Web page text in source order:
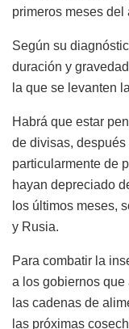
primeros meses del
Según su
duración y
la que se levanten
Habrá que estar
de divisas,
particularmente de
hayan depreciado
los últimos meses,
y Rusia.
Para combatir la
a los gobiernos que
las cadenas de
las próximas